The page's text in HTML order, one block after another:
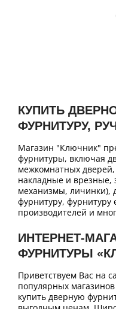
КУПИТЬ
ФУРНИТУРУ,
Магазин "Ключник"
фурнитуры, включая
межкомнатных
накладные и
механизмы, личинки),
фурнитуру, фурнитуру
производителей и
ИНТЕРНЕТ-
ФУРНИТУРЫ
Приветствуем Вас на
популярных
купить дверную